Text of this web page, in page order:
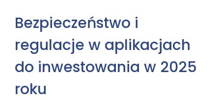
Bezpieczeństwo i
regulacje w aplikacjach
do inwestowania w 2025
roku